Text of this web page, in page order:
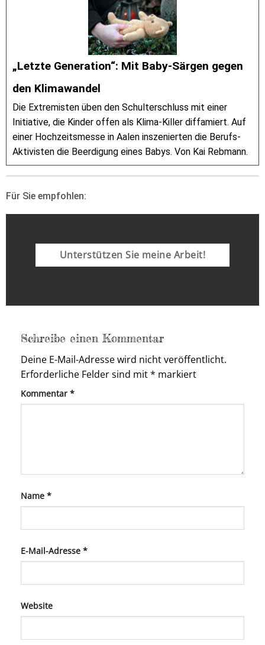
„Letzte Generation“: Mit Baby-Särgen gegen
den Klimawandel
Die Extremisten üben den Schulterschluss mit einer
Initiative, die Kinder offen als Klima-Killer diffamiert. Auf
einer Hochzeitsmesse in Aalen inszenierten die Berufs-
Aktivisten die Beerdigung eines Babys. Von Kai Rebmann.
Für Sie empfohlen:
Unterstützen Sie meine Arbeit!
Schreibe einen Kommentar
Deine E-Mail-Adresse wird nicht veröffentlicht.
Erforderliche Felder sind mit* markiert
Kommentar *
Name *
E-Mail-Adresse *
Website